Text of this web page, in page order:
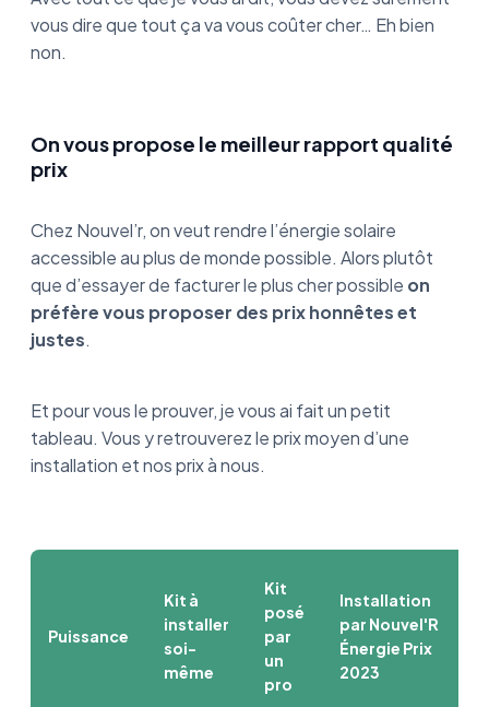
vous dire que tout ça va vous coûter cher… Eh bien
non.
On vous propose le meilleur rapport qualité
prix
Chez Nouvel’r, on veut rendre l’énergie solaire
accessible au plus de monde possible. Alors plutôt
que d’essayer de facturer le plus cher possible on
préfère vous proposer des prix honnêtes et
justes.
Et pour vous le prouver, je vous ai fait un petit
tableau. Vous y retrouverez le prix moyen d’une
installation et nos prix à nous.
Puissance
Kit à
installer
soi-
même
Kit
posé
par
un
pro
Installation
par Nouvel'R
Énergie Prix
2023